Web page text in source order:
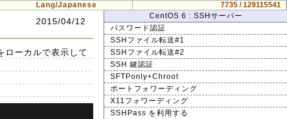
Lang/Japanese
7735 / 129115541
2015/04/12
ーカルで表示して
CentOS 6 : SSHサーバー
パスワード認証
SSHファイル転送#1
SSHファイル転送#2
SSH 鍵認証
SFTPonly+Chroot
ポートフォワーディング
X11フォワーディング
SSHPass を利用する